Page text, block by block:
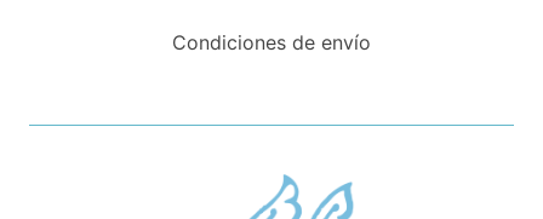
Condiciones de envío